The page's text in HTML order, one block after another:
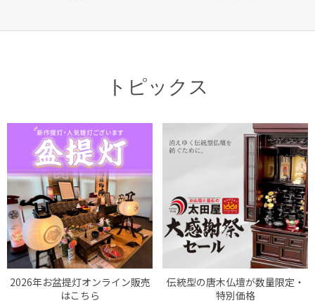
トピックス
2026年お盆提灯オンライン販売
はこちら
伝統型の唐木仏壇が数量限定・
特別価格